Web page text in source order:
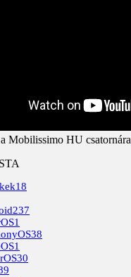
Mobilissimo HU csatornára
18
237
1
38
1
30